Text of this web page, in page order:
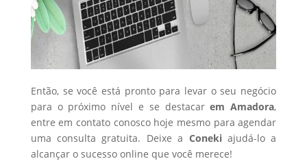
Então, se você está pronto para levar o seu negócio
para o próximo nível e se destacarem Amadora,
entre em contato conosco hoje mesmo para agendar
uma consulta gratuita. Deixe a Conekiajudá-lo a
alcançar o sucesso online que você merece!